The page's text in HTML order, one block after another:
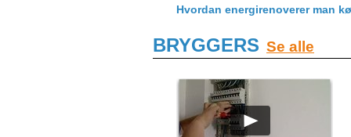
Hvordan energirenoverer man
BRYGGERS Se alle